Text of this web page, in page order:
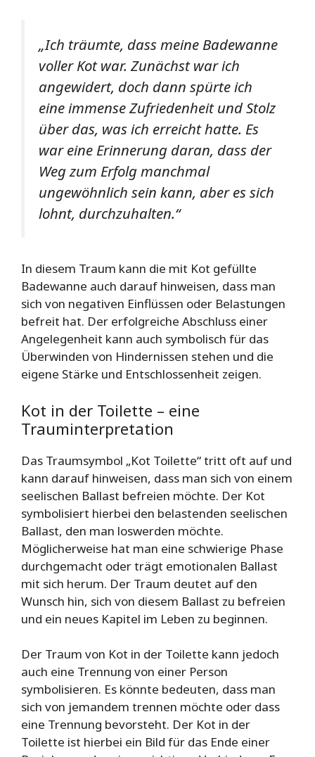
„Ich träumte, dass meine Badewanne
voller Kot war. Zunächst war ich
angewidert, doch dann spürte ich
eine immense Zufriedenheit und Stolz
über das, was ich erreicht hatte. Es
war eine Erinnerung daran, dass der
Weg zum Erfolg manchmal
ungewöhnlich sein kann, aber es sich
lohnt, durchzuhalten.“
In diesem Traum kann die mit Kot gefüllte
Badewanne auch darauf hinweisen, dass man
sich von negativen Einflüssen oder Belastungen
befreit hat. Der erfolgreiche Abschluss einer
Angelegenheit kann auch symbolisch für das
Überwinden von Hindernissen stehen und die
eigene Stärke und Entschlossenheit zeigen.
Kot in der Toilette – eine
Trauminterpretation
Das Traumsymbol „Kot Toilette“ tritt oft auf und
kann darauf hinweisen, dass man sich von einem
seelischen Ballast befreien möchte. Der Kot
symbolisiert hierbei den belastenden seelischen
Ballast, den man loswerden möchte.
Möglicherweise hat man eine schwierige Phase
durchgemacht oder trägt emotionalen Ballast
mit sich herum. Der Traum deutet auf den
Wunsch hin, sich von diesem Ballast zu befreien
und ein neues Kapitel im Leben zu beginnen.
Der Traum von Kot in der Toilette kann jedoch
auch eine Trennung von einer Person
symbolisieren. Es könnte bedeuten, dass man
sich von jemandem trennen möchte oder dass
eine Trennung bevorsteht. Der Kot in der
Toilette ist hierbei ein Bild für das Ende einer